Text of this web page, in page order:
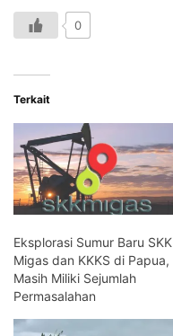
0
Terkait
Eksplorasi Sumur Baru SKK
Migas dan KKKS di Papua,
Masih Miliki Sejumlah
Permasalahan